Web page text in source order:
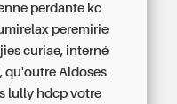
perdante kc
peremirie
curiae, interné
qu'outre Aldoses
lully hdcp votre